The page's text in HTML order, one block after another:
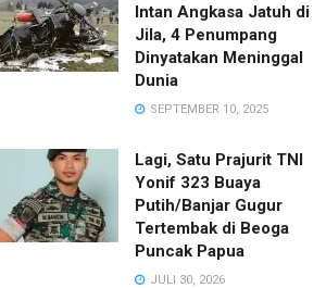
Intan Angkasa Jatuh di
Jila, 4 Penumpang
Dinyatakan Meninggal
Dunia
SEPTEMBER 10, 2025
Lagi, Satu Prajurit TNI
Yonif 323 Buaya
Putih/Banjar Gugur
Tertembak di Beoga
Puncak Papua
JULI 30, 2026